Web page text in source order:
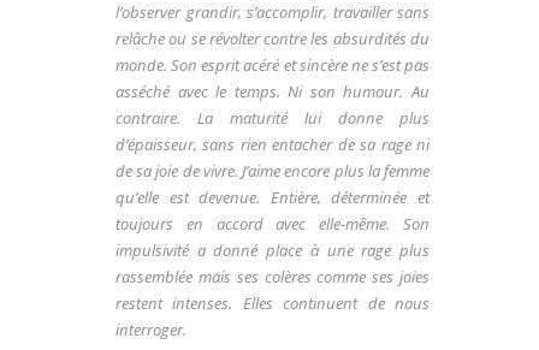
l’observer grandir, s’accomplir, travailler sans
relâche ou se révolter contre les absurdités du
monde. Son esprit acéré et sincère ne s’est pas
asséché avec le temps. Ni son humour. Au
contraire. La maturité lui donne plus
d’épaisseur, sans rien entacher de sa rage ni
de sa joie de vivre. J’aime encore plus la femme
qu’elle est devenue. Entière, déterminée et
toujours en accord avec elle-même. Son
impulsivité a donné place à une rage plus
rassemblée mais ses colères comme ses joies
restent intenses. Elles continuent de nous
interroger.